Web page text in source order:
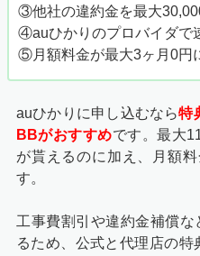
③他社の違約金を最大
④auひかりのプロバイダで
⑤月額料金が最大3ヶ月0円
auひかりに申し込むなら特
BBがおすすめです。最大
が貰えるのに加え、月額
す。
工事費割引や違約金補償
るため、公式と代理店の